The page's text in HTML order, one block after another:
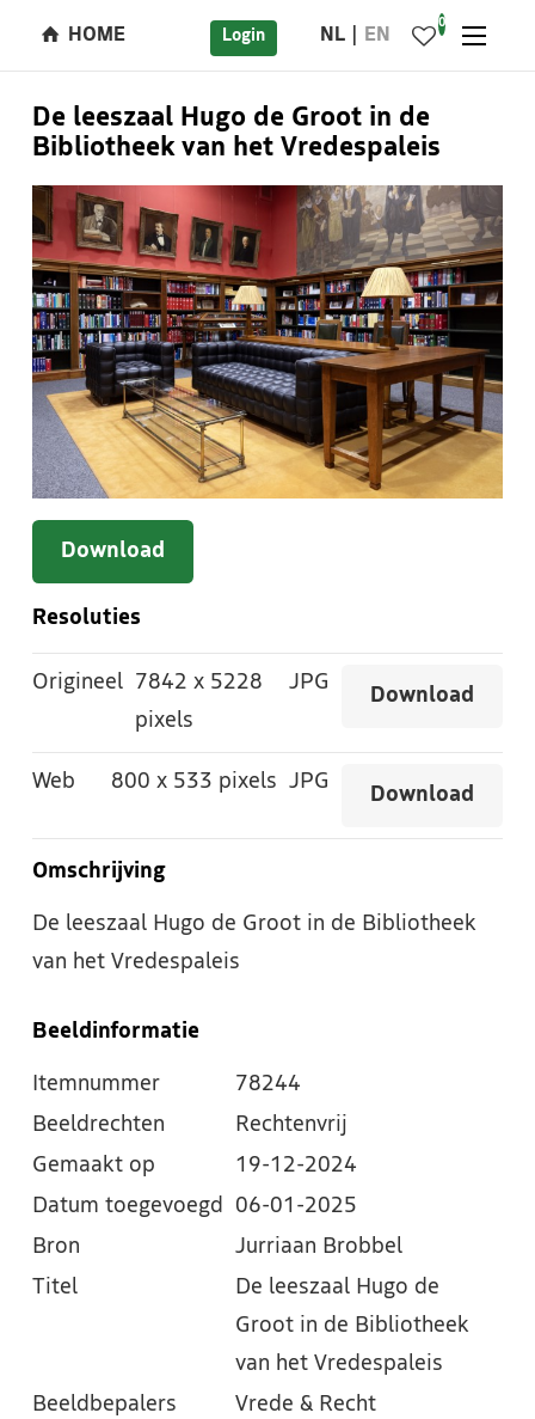
HOME Login NL EN
0
De leeszaal Hugo de Groot in de
Bibliotheek van het Vredespaleis
Download
Resoluties
Origineel 7842 x 5228
pixels
JPG
Download
Web 800 x 533 pixels JPG
Download
Omschrijving
De leeszaal Hugo de Groot in de Bibliotheek
van het Vredespaleis
Beeldinformatie
Itemnummer
78244
Beeldrechten
Rechtenvrij
Gemaakt op
19-12-2024
Datum toegevoegd
06-01-2025
Bron
Jurriaan Brobbel
Titel
De leeszaal Hugo de
Groot in de Bibliotheek
van het Vredespaleis
Beeldbepalers
Vrede & Recht